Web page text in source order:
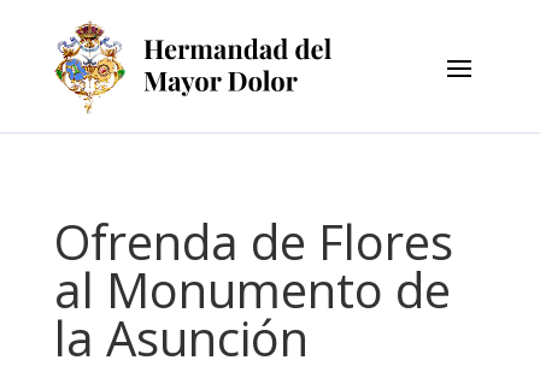
Ofrenda de Flores
al Monumento de
la Asunción